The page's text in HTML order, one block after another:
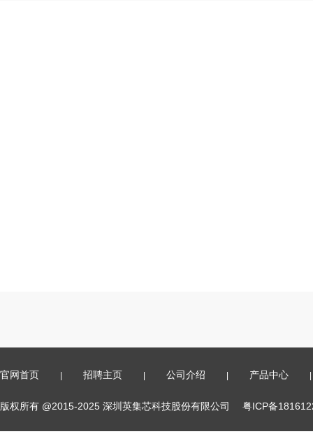
官网首页 | 招聘主页 | 公司介绍 | 产品中心 |
版权所有 @2015-2025 深圳英集芯科技股份有限公司 粤ICP备